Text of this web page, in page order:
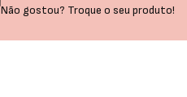
Não gostou? Troque o seu produto!